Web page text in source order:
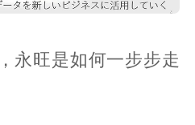
永旺是如何一步步走